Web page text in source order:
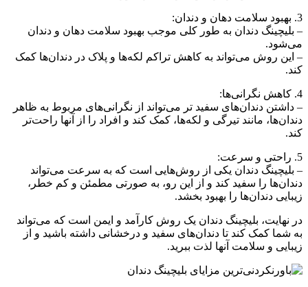
3. بهبود سلامت دهان و دندان:
– بلیچینگ دندان به طور کلی موجب بهبود سلامت دهان و دندان
می‌شود.
– این روش می‌تواند به کاهش تراکم لکه‌ها و پلاک در دندان‌ها کمک
کند.
4. کاهش نگرانی‌ها:
– داشتن دندان‌های سفید تر می‌تواند از نگرانی‌های مربوط به ظاهر
دندان‌ها، مانند تیرگی و لکه‌ها، کمک کند و افراد را از آنها راحت‌تر
کند.
5. راحتی و سرعت:
– بلیچینگ دندان یکی از روش‌هایی است که به سرعت می‌تواند
دندان‌ها را سفید کند و از این رو، به صورتی مطمئن و کم خطر،
زیبایی دندان‌ها را بهبود بخشد.
در نهایت، بلیچینگ دندان یک روش کارآمد و ایمن است که می‌تواند
به شما کمک کند تا دندان‌های سفید و درخشانی داشته باشید و از
زیبایی و سلامت آنها لذت ببرید.